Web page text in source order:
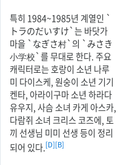
특히 1984~1985년 계열인 `
トラのだいすけ`는 바닷가
마을 `なぎさ村`의 `みさき
小学校`를 무대로 한다. 주요
캐릭터로는 호랑이 소년 나루
미 다이스케, 원숭이 소년 기기
켄타, 아라이구마 소년 하라다
유우지, 사슴 소녀 카게 아스카,
다람쥐 소녀 크리스 코즈에, 토
끼 선생님 미미 선생 등이 정리
되어 있다.[D][B]